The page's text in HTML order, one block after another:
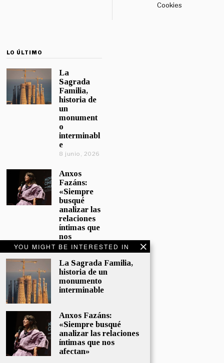
YOU MIGHT BE INTERESTED IN
La Sagrada Familia,
historia de un
monumento
interminable
Anxos Fazáns:
«Siempre busqué
analizar las relaciones
íntimas que nos
afectan»
Cookies
LO ÚLTIMO
La
Sagrada
Familia,
historia de
un
monument
o
interminabl
e
8 junio, 2026
Anxos
Fazáns:
«Siempre
busqué
analizar las
relaciones
íntimas que
nos
afectan»
5 junio, 2026
El hijo de la
cómica, el
homenaje
Sacristán a
Fernán
Gómez
28 mayo,
2026